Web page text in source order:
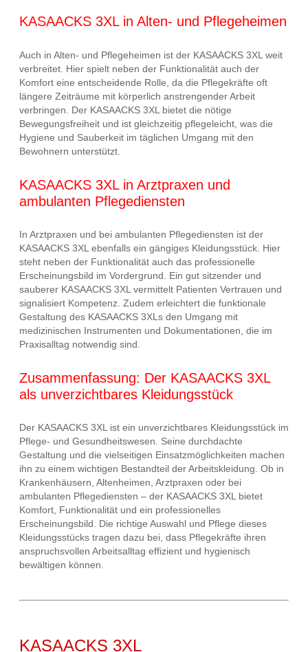
KASAACKS 3XL in Alten- und Pflegeheimen
Auch in Alten- und Pflegeheimen ist der KASAACKS 3XL weit
verbreitet. Hier spielt neben der Funktionalität auch der
Komfort eine entscheidende Rolle, da die Pflegekräfte oft
längere Zeiträume mit körperlich anstrengender Arbeit
verbringen. Der KASAACKS 3XL bietet die nötige
Bewegungsfreiheit und ist gleichzeitig pflegeleicht, was die
Hygiene und Sauberkeit im täglichen Umgang mit den
Bewohnern unterstützt.
KASAACKS 3XL in Arztpraxen und
ambulanten Pflegediensten
In Arztpraxen und bei ambulanten Pflegediensten ist der
KASAACKS 3XL ebenfalls ein gängiges Kleidungsstück. Hier
steht neben der Funktionalität auch das professionelle
Erscheinungsbild im Vordergrund. Ein gut sitzender und
sauberer KASAACKS 3XL vermittelt Patienten Vertrauen und
signalisiert Kompetenz. Zudem erleichtert die funktionale
Gestaltung des KASAACKS 3XLs den Umgang mit
medizinischen Instrumenten und Dokumentationen, die im
Praxisalltag notwendig sind.
Zusammenfassung: Der KASAACKS 3XL
als unverzichtbares Kleidungsstück
Der KASAACKS 3XL ist ein unverzichtbares Kleidungsstück im
Pflege- und Gesundheitswesen. Seine durchdachte
Gestaltung und die vielseitigen Einsatzmöglichkeiten machen
ihn zu einem wichtigen Bestandteil der Arbeitskleidung. Ob in
Krankenhäusern, Altenheimen, Arztpraxen oder bei
ambulanten Pflegediensten – der KASAACKS 3XL bietet
Komfort, Funktionalität und ein professionelles
Erscheinungsbild. Die richtige Auswahl und Pflege dieses
Kleidungsstücks tragen dazu bei, dass Pflegekräfte ihren
anspruchsvollen Arbeitsalltag effizient und hygienisch
bewältigen können.
KASAACKS 3XL